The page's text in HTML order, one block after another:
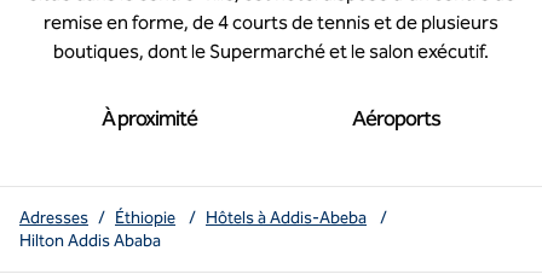
remise en forme, de 4 courts de tennis et de plusieurs
boutiques, dont le Supermarché et le salon exécutif.
À proximité Aéroports
Adresses / Éthiopie / Hôtels à Addis-Abeba
/
Hilton Addis Ababa